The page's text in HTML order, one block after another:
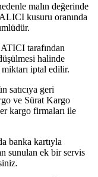
malın değerinde
kusuru oranında
tarafından
halinde
iptal edilir.
satıcıya geri
ve Sürat Kargo
kargo firmaları ile
banka kartıyla
sunulan ek bir servis